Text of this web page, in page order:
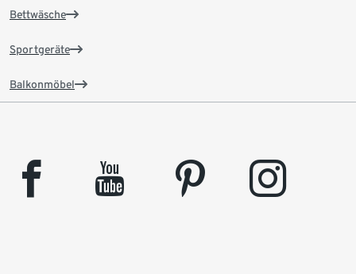
Bettwäsche
Sportgeräte
Balkonmöbel
facebook youtube pinterest instagram